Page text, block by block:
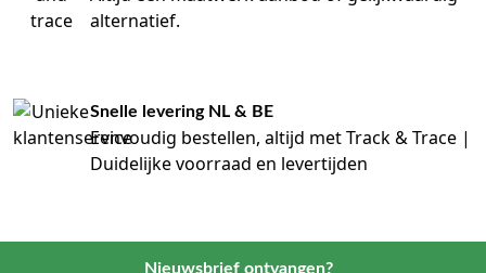
alternatief.
Snelle levering NL & BE
Eenvoudig bestellen, altijd met Track & Trace |
Duidelijke voorraad en levertijden
Nieuwsbrief ontvangen?